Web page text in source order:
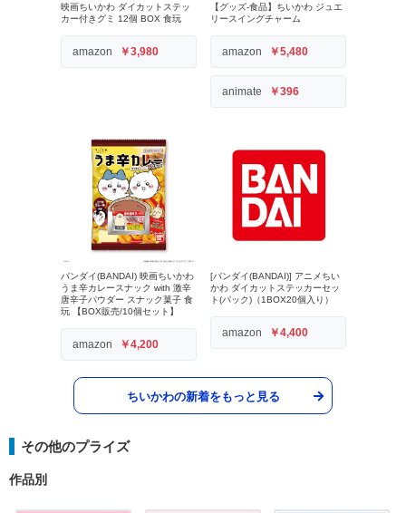
映画ちいかわ ダイカットステッ
カー付きグミ 12個 BOX 食玩
amazon ￥3,980
【グッズ-食品】ちいかわ ジュエ
リースイングチャーム
amazon ￥5,480
animate ￥396
バンダイ(BANDAI) 映画ちいかわ
うま辛カレースナック with 激辛
唐辛子パウダー スナック菓子 食
玩 【BOX販売/10個セット】
amazon ￥4,200
[バンダイ(BANDAI)] アニメちい
かわ ダイカットステッカーセッ
ト(パック)（1BOX20個入り）
amazon ￥4,400
ちいかわの新着をもっと見る
その他のプライズ
作品別